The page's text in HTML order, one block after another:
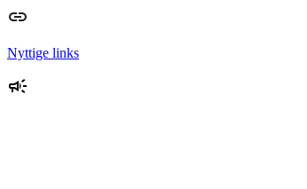
Nyttige links